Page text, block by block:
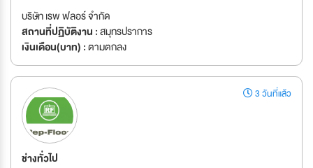
บริษัท เรพ ฟลอร์ จำกัด
สถานที่ปฏิบัติงาน :สมุทรปราการ
เงินเดือน(บาท) :ตามตกลง
3 วันที่แล้ว
ช่างทั่วไป